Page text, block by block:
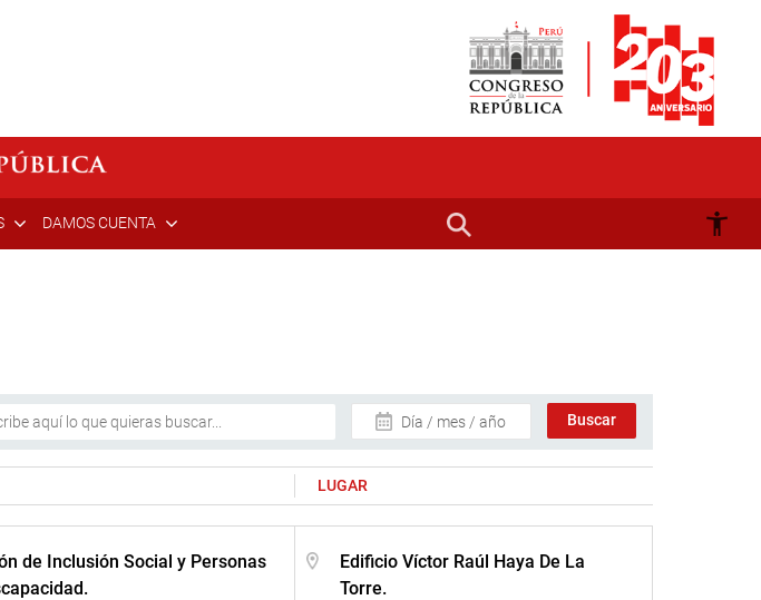
DAMOS CUENTA
Día / mes / año
LUGAR
de Inclusión Social y Personas
Edificio Víctor Raúl Haya De La
Torre.